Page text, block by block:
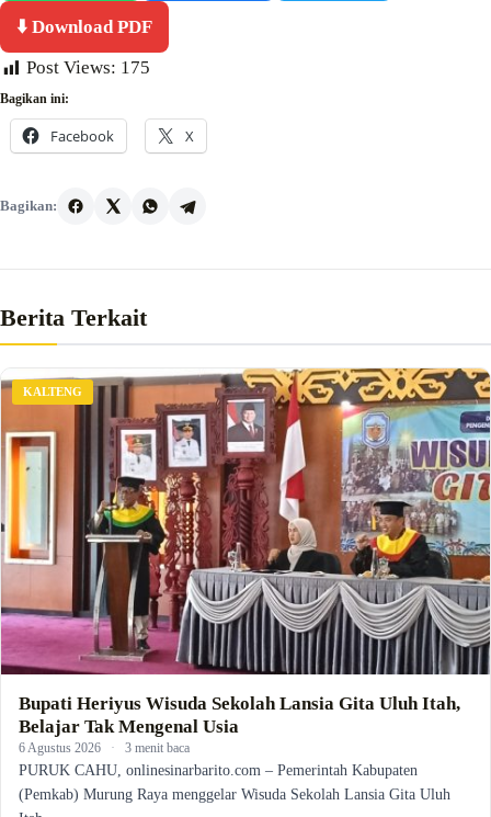
⬇️ Download PDF
Post Views: 175
Bagikan ini:
Facebook X
Bagikan:
Berita Terkait
KALTENG
Bupati Heriyus Wisuda Sekolah Lansia Gita Uluh Itah,
Belajar Tak Mengenal Usia
6 Agustus 2026 · 3 menit baca
PURUK CAHU, onlinesinarbarito.com – Pemerintah Kabupaten
(Pemkab) Murung Raya menggelar Wisuda Sekolah Lansia Gita Uluh